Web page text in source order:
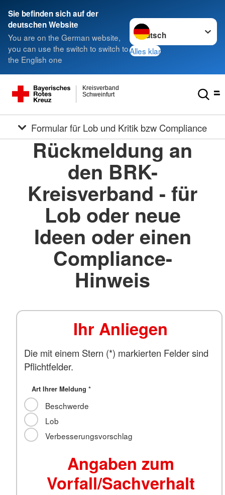
Sie befinden sich auf der
deutschen Website
You are on the German website,
you can use the switch to switch to
the English one
Sprache wechseln zu
Alles klar
Schweinfurt
Kreisverband
Formular für Lob und Kritik bzw Compliance
Rückmeldung an
den BRK-
Kreisverband - für
Lob oder neue
Ideen oder einen
Compliance-
Hinweis
Ihr Anliegen
Die mit einem Stern (*) markierten Felder sind
Pflichtfelder.
Art Ihrer Meldung*
Beschwerde
Lob
Verbesserungsvorschlag
Angaben zum
Vorfall/Sachverhalt